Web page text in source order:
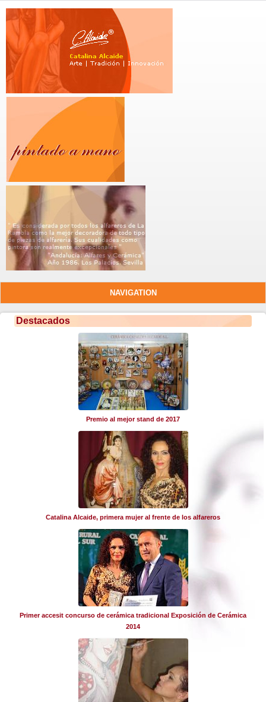
NAVIGATION
Destacados
Premio al mejor stand de 2017
Catalina Alcaide, primera mujer al frente de los alfareros
Primer accesit concurso de cerámica tradicional Exposición de Cerámica
2014